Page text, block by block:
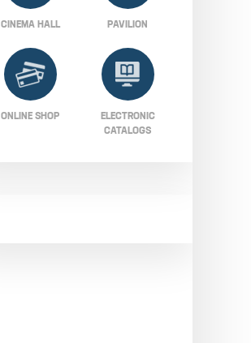
CINEMA HALL PAVILION
ONLINE SHOP
ELECTRONIC
CATALOGS